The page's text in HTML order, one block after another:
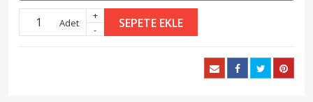
Adet
+
-
SEPETE EKLE